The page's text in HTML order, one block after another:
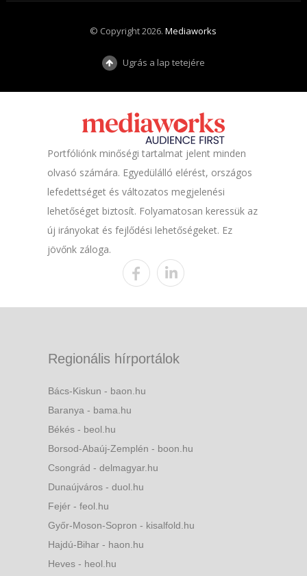
© Copyright 2026.Mediaworks
Ugrás a lap tetejére
Portfóliónk minőségi tartalmat jelent minden
olvasó számára. Egyedülálló elérést, országos
lefedettséget és változatos megjelenési
lehetőséget biztosít. Folyamatosan keressük az
új irányokat és fejlődési lehetőségeket. Ez
jövőnk záloga.
Regionális hírportálok
Bács-Kiskun - baon.hu
Baranya - bama.hu
Békés - beol.hu
Borsod-Abaúj-Zemplén - boon.hu
Csongrád - delmagyar.hu
Dunaújváros - duol.hu
Fejér - feol.hu
Győr-Moson-Sopron - kisalfold.hu
Hajdú-Bihar - haon.hu
Heves - heol.hu